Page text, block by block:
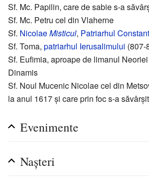
Sf. Mc. Papilin, care de sabie s-a
Sf. Mc. Petru cel din Vlaherne
Sf. NicolaeMisticul, Patriarhul
Sf. Toma, patriarhul Ierusalimului (807-
Sf. Eufimia, aproape de limanul
Dinamis
Sf. Noul Mucenic Nicolae cel din
la anul 1617 și care prin foc s-a săvârșit
Evenimente
Nașteri